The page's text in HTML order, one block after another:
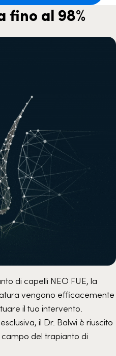
fino al 98%
di capelli NEO FUE, la
vengono efficacemente
il tuo intervento.
il Dr. Balwi è riuscito
del trapianto di